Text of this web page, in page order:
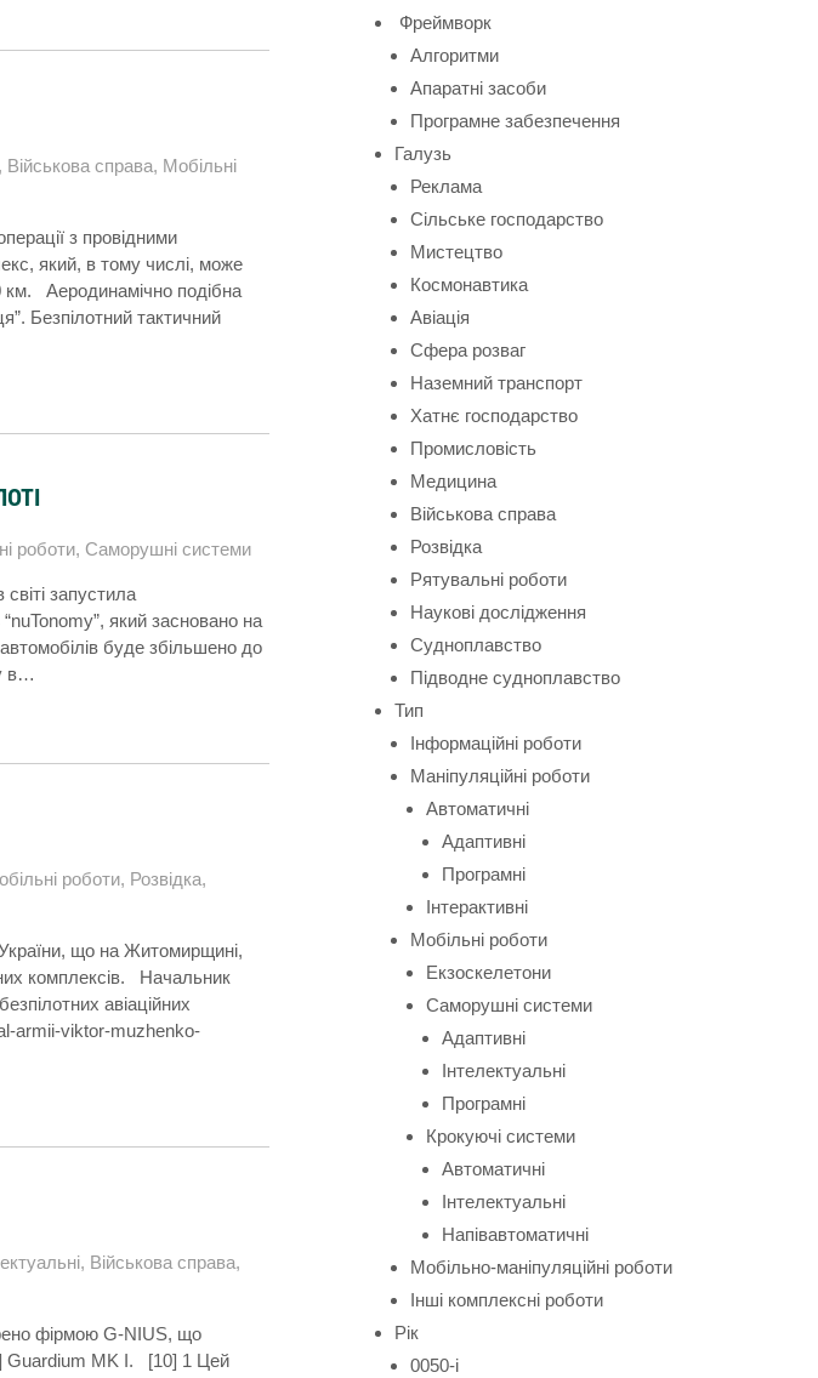
, Військова справа, Мобільні
з провідними
який, в тому числі, може
км. Аеродинамічно подібна
Безпілотний тактичний
роботи, Саморушні системи
запустила
який засновано на
буде збільшено до
в…
роботи, Розвідка,
що на Житомирщині,
комплексів. Начальник
авіаційних
armii-viktor-muzhenko-
, Військова справа,
фірмою G-NIUS, що
Guardium MK I. [10] 1 Цей
Фреймворк
Алгоритми
Апаратні засоби
Програмне забезпечення
Галузь
Реклама
Сільське господарство
Мистецтво
Космонавтика
Авіація
Сфера розваг
Наземний транспорт
Хатнє господарство
Промисловість
Медицина
Військова справа
Розвідка
Рятувальні роботи
Наукові дослідження
Судноплавство
Підводне судноплавство
Тип
Інформаційні роботи
Маніпуляційні роботи
Автоматичні
Адаптивні
Програмні
Інтерактивні
Мобільні роботи
Екзоскелетони
Саморушні системи
Адаптивні
Інтелектуальні
Програмні
Крокуючі системи
Автоматичні
Інтелектуальні
Напівавтоматичні
Мобільно-маніпуляційні роботи
Інші комплексні роботи
Рік
0050-і